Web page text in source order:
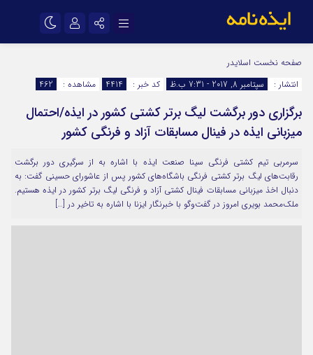
اینستاگرام
سروش
ایتا
آپارات
اپلیکیشن رمز عبور
مرا به خاطر بسپار
صفحه نخست اسلایدر
انتشار :
سپتامبر 8, 2017 - 7:31 ب.ظ کد خبر : 4414 مشاهده : 462
برگزاری دور برگشت لیگ برتر کشتی کشور در ایذه/احتمال
میزبانی ایذه در فینال مسابقات آزاد و فرنگی کشور
سرمربی تیم کشتی فرنگی سینا صنعت ایذه با اشاره به از سرگیری دور برگشت
رقابت‌های لیگ برتر کشتی فرنگی باشگاه‌های کشور پس از عاشورای حسینی گفت: به
دنبال اخذ میزبانی مسابقات فینال کشتی آزاد و فرنگی لیگ برتر کشور در ایذه هستیم.
ملک‌محمد بویری امروز در گفت‌و‌گو با خبرنگار ایزنا با اشاره به تاخیر در […]